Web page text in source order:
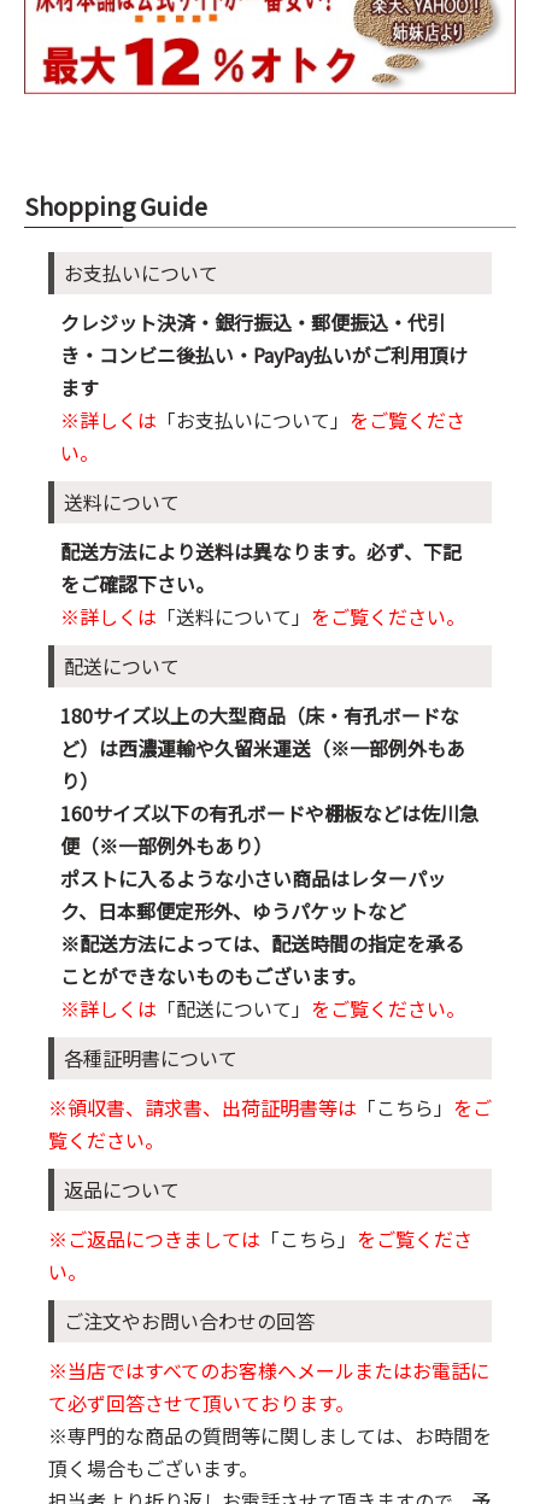
Shopping Guide
お支払いについて
クレジット決済・銀行振込・郵便振込・代引
き・コンビニ後払い・PayPay払いがご利用頂け
ます
※詳しくは 「お支払いについて」 をご覧くださ
い。
送料について
配送方法により送料は異なります。必ず、下記
をご確認下さい。
※詳しくは 「送料について」 をご覧ください。
配送について
180サイズ以上の大型商品（床・有孔ボードな
ど）は西濃運輸や久留米運送（※一部例外もあ
り）
160サイズ以下の有孔ボードや棚板などは佐川急
便（※一部例外もあり）
ポストに入るような小さい商品はレターパッ
ク、日本郵便定形外、ゆうパケットなど
※配送方法によっては、配送時間の指定を承る
ことができないものもございます。
※詳しくは 「配送について」 をご覧ください。
各種証明書について
※領収書、請求書、出荷証明書等は 「こちら」 をご
覧ください。
返品について
※ご返品につきましては 「こちら」 をご覧くださ
い。
ご注文やお問い合わせの回答
※当店ではすべてのお客様へメールまたはお電話に
て必ず回答させて頂いております。
※専門的な商品の質問等に関しましては、お時間を
頂く場合もございます。